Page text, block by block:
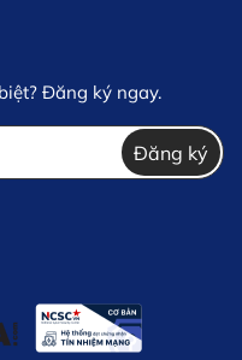
Đăng ký ngay.
Đăng ký